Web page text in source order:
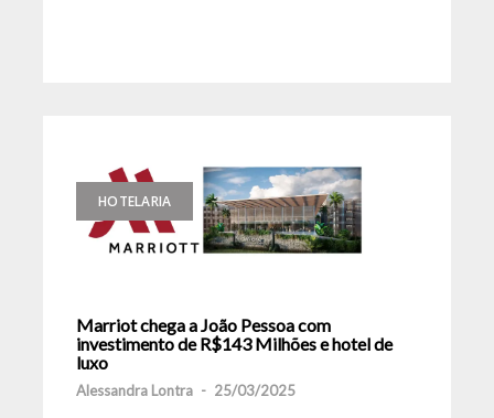
HOTELARIA
Marriot chega a João Pessoa com
investimento de R$143 Milhões e hotel de
luxo
Alessandra Lontra - 25/03/2025